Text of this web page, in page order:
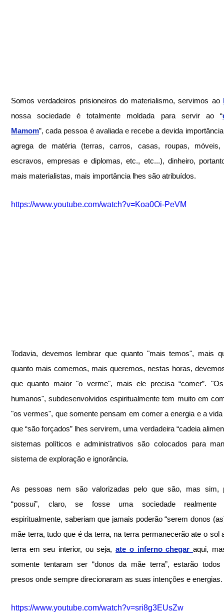
Somos verdadeiros prisioneiros do materialismo, servimos ao
nossa sociedade é totalmente moldada para servir ao “
Mamom”, cada pessoa é avaliada e recebe a devida
agrega de matéria (terras, carros, casas, roupas, móveis,
escravos, empresas e diplomas, etc., etc...), dinheiro,
mais materialistas, mais importância lhes são atribuídos.
https://www.youtube.com/watch?v=Koa0Oi-PeVM
Todavia, devemos lembrar que quanto "mais temos", mais
quanto mais comemos, mais queremos, nestas horas,
que quanto maior "o verme", mais ele precisa “comer”.
humanos", subdesenvolvidos espiritualmente tem muito em
"os vermes", que somente pensam em comer a energia e a
que “são forçados” lhes servirem, uma verdadeira “cadeia
sistemas políticos e administrativos são colocados para
sistema de exploração e ignorância.
As pessoas nem são valorizadas pelo que são, mas sim,
“possui”, claro, se fosse uma sociedade realmente
espiritualmente, saberiam que jamais poderão “serem donos
mãe terra, tudo que é da terra, na terra permanecerão ate o sol
terra em seu interior, ou seja, ate o inferno chegar aqui,
somente tentaram ser “donos da mãe terra”, estarão todos
presos onde sempre direcionaram as suas intenções e energias.
https://www.youtube.com/watch?v=sri8g3EUsZw